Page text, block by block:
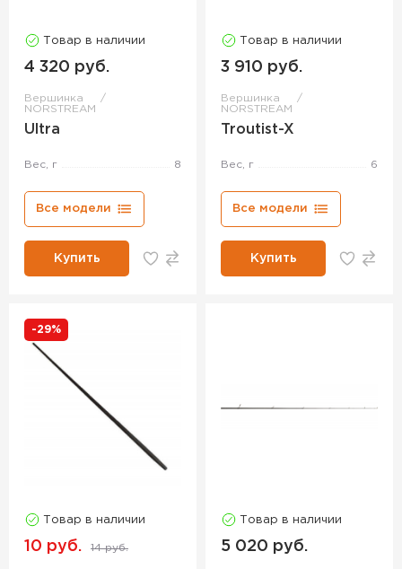
Товар в наличии
4 320 руб.
Вершинка
NORSTREAM
Ultra
Вес, г 8
Все модели
Купить
Товар в наличии
3 910 руб.
Вершинка
NORSTREAM
Troutist-X
Вес, г 6
Все модели
Купить
-29%
Товар в наличии
10 руб. 14 руб.
Товар в наличии
5 020 руб.